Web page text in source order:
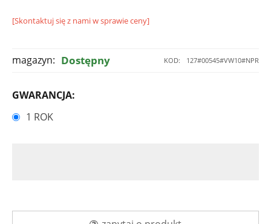
[Skontaktuj się z nami w sprawie ceny]
KOD: 127#00545#VW10#NPR
magazyn: Dostępny
GWARANCJA:
1 ROK